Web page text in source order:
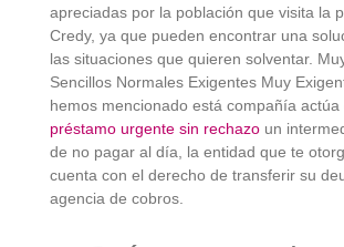
apreciadas por la población que visita la
Credy, ya que pueden encontrar una
las situaciones que quieren solventar.
Sencillos Normales Exigentes Muy
hemos mencionado está compañía actúa
préstamo urgente sin rechazo un
de no pagar al día, la entidad que te
cuenta con el derecho de transferir su
agencia de cobros.